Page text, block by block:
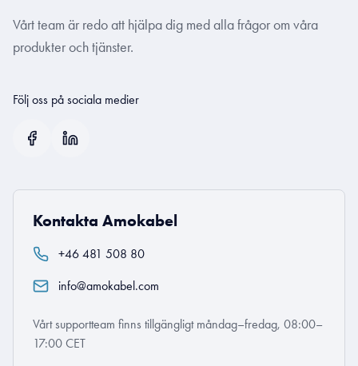
Vårt team är redo att hjälpa dig med alla frågor om våra
produkter och tjänster.
Följ oss på sociala medier
Kontakta Amokabel
+46 481 508 80
info@amokabel.com
Vårt supportteam finns tillgängligt måndag–fredag, 08:00–
17:00 CET